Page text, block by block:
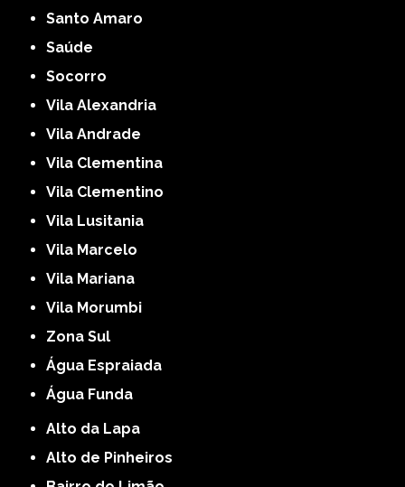
Santo Amaro
Saúde
Socorro
Vila Alexandria
Vila Andrade
Vila Clementina
Vila Clementino
Vila Lusitania
Vila Marcelo
Vila Mariana
Vila Morumbi
Zona Sul
Água Espraiada
Água Funda
Alto da Lapa
Alto de Pinheiros